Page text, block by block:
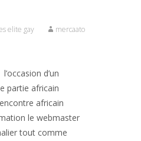
elite gay
mercaato
d’un
partie africain
africain
le webmaster
tout comme